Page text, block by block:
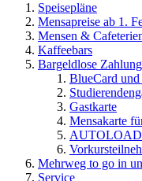
Speisepläne
Mensapreise ab 1.
Mensen &
Kaffeebars
Bargeldlose Zahlung
BlueCard
Gastkarte
Mensakarte
AUTOLOAD
Mehrweg to go in
Service